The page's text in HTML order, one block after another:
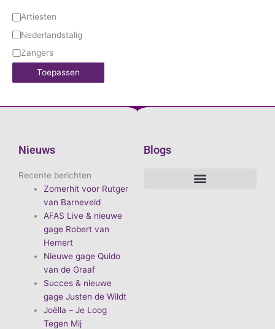
Artiesten
Nederlandstalig
Zangers
Toepassen
Nieuws
Recente berichten
Zomerhit voor Rutger
van Barneveld
AFAS Live & nieuwe
gage Robert van
Hemert
Nieuwe gage Quido
van de Graaf
Succes & nieuwe
gage Justen de Wildt
Joëlla – Je Loog
Tegen Mij
Blogs